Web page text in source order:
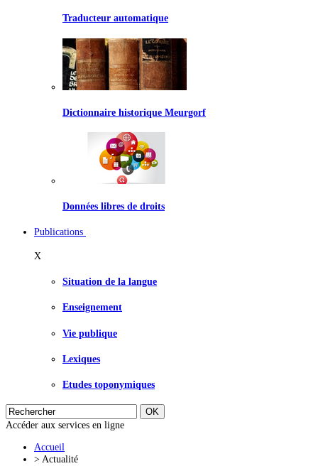
Traducteur automatique
Dictionnaire historique Meurgorf
Données libres de droits
Publications
X
Situation de la langue
Enseignement
Vie publique
Lexiques
Etudes toponymiques
Accéder aux services en ligne
Accueil
>Actualité